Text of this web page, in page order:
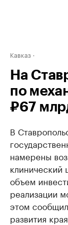
Кавказ
На
по
₽67
В
намерены
объем
реализации
этом
развития